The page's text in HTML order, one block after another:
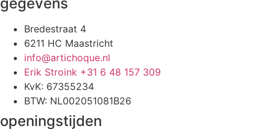
gegevens
Bredestraat 4
6211 HC Maastricht
info@artichoque.nl
Erik Stroink +31 6 48 157 309
KvK: 67355234
BTW: NL002051081B26
openingstijden